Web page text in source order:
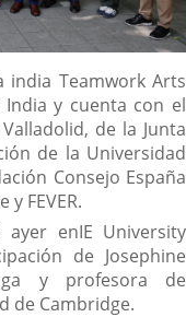
Teamwork Arts
y cuenta con el
de la Junta
de la Universidad
Consejo España
FEVER.
enIE University
de Josephine
y profesora de
de Cambridge.